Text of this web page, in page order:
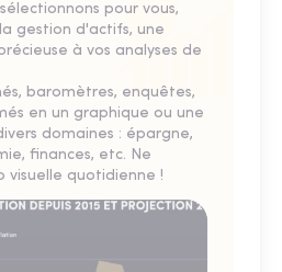
pour vous,
gestion d'actifs, une
à vos analyses de
baromètres, enquêtes,
en un graphique ou une
domaines : épargne,
finances, etc. Ne
visuelle quotidienne !